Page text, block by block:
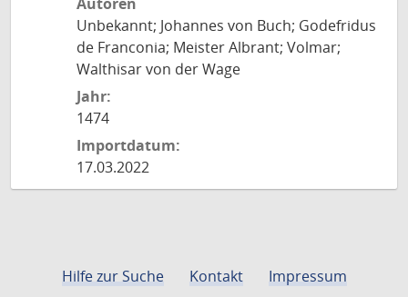
Unbekannt; Johannes von Buch; Godefridus
de Franconia; Meister Albrant; Volmar;
Walthisar von der Wage
Jahr:
1474
Importdatum:
17.03.2022
Hilfe zur Suche Kontakt
Impressum